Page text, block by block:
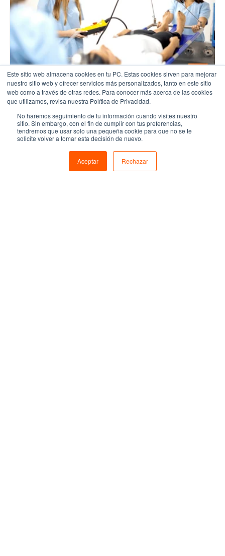
Este sitio web almacena cookies en tu PC. Estas cookies sirven para mejorar
nuestro sitio web y ofrecer servicios más personalizados, tanto en este sitio
web como a través de otras redes. Para conocer más acerca de las cookies
que utilizamos, revisa nuestra Política de Privacidad.
No haremos seguimiento de tu información cuando visites nuestro
sitio. Sin embargo, con el fin de cumplir con tus preferencias,
tendremos que usar solo una pequeña cookie para que no se te
solicite volver a tomar esta decisión de nuevo.
Aceptar Rechazar
Deporte universitario: Una
inversión con grandes beneficios
El deporte y los estudios, una combinación
grandes beneficios
para cualquier